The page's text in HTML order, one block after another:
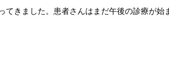
てきました。患者さんはまだ午後の診療が